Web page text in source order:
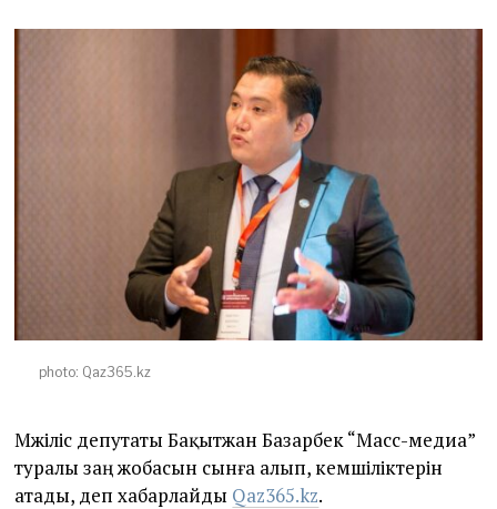
e
2
,
2
0
photo: Qaz365.kz
Мәжіліс депутаты Бақытжан Базарбек “Масс-медиа”
туралы заң жобасын сынға алып, кемшіліктерін
атады, деп хабарлайды Qaz365.kz.